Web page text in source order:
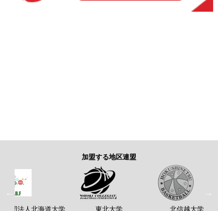
加盟する地区連盟
社団法人北海道大学
東北大学
北信越大学